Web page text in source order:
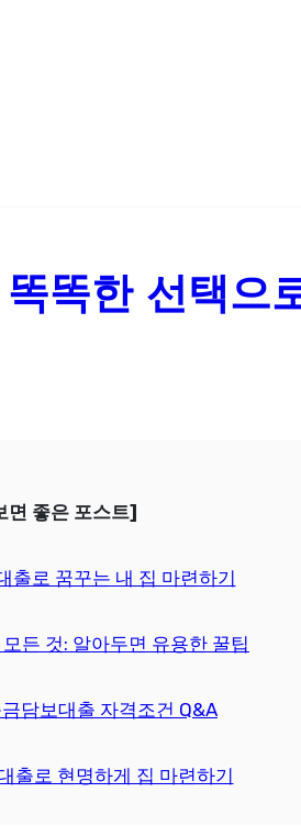
똑한 선택으
면 좋은 포스트]
로 꿈꾸는 내 집 마련하기
든 것: 알아두면 유용한 꿀팁
담보대출 자격조건 Q&A
출로 현명하게 집 마련하기